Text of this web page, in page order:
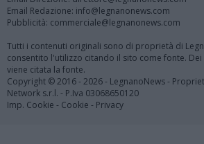
Email Redazione: info@legnanonews.com
Pubblicità: commerciale@legnanonews.com
Tutti i contenuti originali sono di proprietà di
consentito l'utilizzo citando il sito come fonte.
viene citata la fonte.
Copyright © 2016 - 2026 - LegnanoNews -
Network s.r.l. - P.Iva 03068650120
Imp. Cookie - Cookie - Privacy